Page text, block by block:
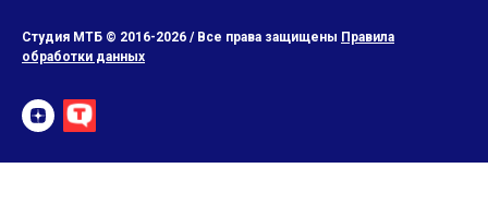
Студия МТБ © 2016-2026 / Все права защищены Правила
обработки данных